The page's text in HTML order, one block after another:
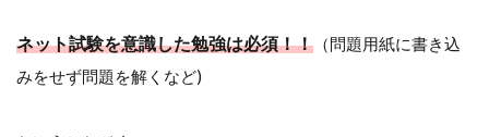
ネット試験を意識した勉強は必須！！ （問題用紙に書き込
みをせず問題を解くなど)